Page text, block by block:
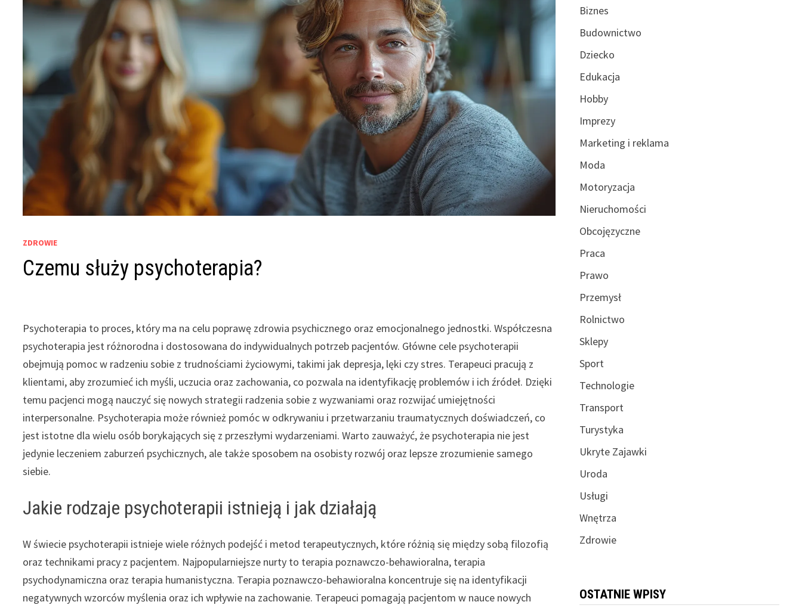
ZDROWIE
Czemu służy psychoterapia?
Psychoterapia to proces, który ma na celu poprawę zdrowia psychicznego oraz emocjonalnego jednostki. Współczesna
psychoterapia jest różnorodna i dostosowana do indywidualnych potrzeb pacjentów. Główne cele psychoterapii
obejmują pomoc w radzeniu sobie z trudnościami życiowymi, takimi jak depresja, lęki czy stres. Terapeuci pracują z
klientami, aby zrozumieć ich myśli, uczucia oraz zachowania, co pozwala na identyfikację problemów i ich źródeł. Dzięki
temu pacjenci mogą nauczyć się nowych strategii radzenia sobie z wyzwaniami oraz rozwijać umiejętności
interpersonalne. Psychoterapia może również pomóc w odkrywaniu i przetwarzaniu traumatycznych doświadczeń, co
jest istotne dla wielu osób borykających się z przeszłymi wydarzeniami. Warto zauważyć, że psychoterapia nie jest
jedynie leczeniem zaburzeń psychicznych, ale także sposobem na osobisty rozwój oraz lepsze zrozumienie samego
siebie.
Jakie rodzaje psychoterapii istnieją i jak działają
W świecie psychoterapii istnieje wiele różnych podejść i metod terapeutycznych, które różnią się między sobą filozofią
oraz technikami pracy z pacjentem. Najpopularniejsze nurty to terapia poznawczo-behawioralna, terapia
psychodynamiczna oraz terapia humanistyczna. Terapia poznawczo-behawioralna koncentruje się na identyfikacji
negatywnych wzorców myślenia oraz ich wpływie na zachowanie. Terapeuci pomagają pacjentom w nauce nowych
Biznes
Budownictwo
Dziecko
Edukacja
Hobby
Imprezy
Marketing i reklama
Moda
Motoryzacja
Nieruchomości
Obcojęzyczne
Praca
Prawo
Przemysł
Rolnictwo
Sklepy
Sport
Technologie
Transport
Turystyka
Ukryte Zajawki
Uroda
Usługi
Wnętrza
Zdrowie
OSTATNIE WPISY